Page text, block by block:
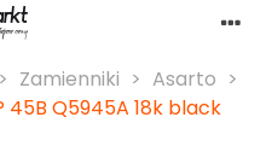
> Zamienniki > Asarto >
Q5945A 18k black